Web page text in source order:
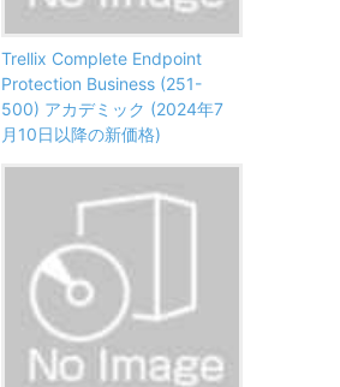
Trellix Complete Endpoint
Protection Business (251-
500) アカデミック (2024年7
月10日以降の新価格)